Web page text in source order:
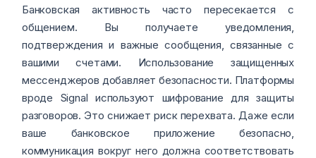
Банковская активность часто пересекается с
общением. Вы получаете уведомления,
подтверждения и важные сообщения, связанные с
вашими счетами. Использование защищенных
мессенджеров добавляет безопасности. Платформы
вроде Signal используют шифрование для защиты
разговоров. Это снижает риск перехвата. Даже если
ваше банковское приложение безопасно,
коммуникация вокруг него должна соответствовать